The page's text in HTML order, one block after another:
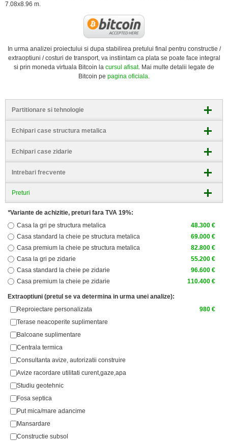
7.08x8.96 m.
In urma analizei proiectului si dupa stabilirea pretului final pentru constructie /
extraoptiuni / costuri de transport, va instiintam ca plata se poate face integral
si prin moneda virtuala Bitcoin la cursul afisat. Mai multe detalii legate de
Bitcoin pe pagina oficiala.
Partitionare si tehnologie
Echipari case structura metalica
Echipari case zidarie
Intrebari frecvente
Preturi
*Variante de achizitie, preturi fara TVA 19%:
Casa la gri pe structura metalica
48.300 €
Casa standard la cheie pe structura metalica
69.000 €
Casa premium la cheie pe structura metalica
82.800 €
Casa la gri pe zidarie
55.200 €
Casa standard la cheie pe zidarie
96.600 €
Casa premium la cheie pe zidarie
110.400 €
Extraoptiuni (pretul se va determina in urma unei analize):
Reproiectare personalizata
980 €
Terase neacoperite suplimentare
Balcoane suplimentare
Centrala termica
Consultanta avize, autorizatii construire
Avize racordare utilitati curent,gaze,apa
Studiu geotehnic
Fosa septica
Put mica/mare adancime
Mansardare
Constructie subsol